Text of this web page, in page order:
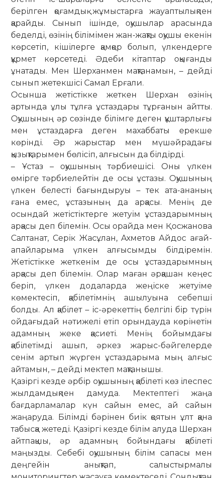
берілген қоғамдық жұмыстарға жауап­тылықпен
қарайды. Сынып ішінде, оқушылар ара­сында
беделді, өзінің білімімен жан-жақты оқушы екенін
көрсетіп, кішілерге қамқор болып, үлкендерге
құрмет көрсетеді. Әдеби кітаптар оқығанды
ұнатады. Мен Шер­ханмен мақтанамын, – дейді
сынып жетекшісі Самал Ерғали.
Осынша жетістікке жеткен Шерхан өзінің
артында ұлы тұлға ұстаздары тұрғанын айтты.
Оқушының әр сөзінде білімге деген құштарлығы
мен ұстаздарға деген махаббаты ерекше
көрінді. Әр жарыстар мен мүшәй­радағы
қызықтарымен бөлісіп, алғысын да білдірді.
– Ұстаз – оқушының тәрбиешісі. Оны үлкен
өмірге тәрбиелейтін де осы ұстазы. Оқушының
үлкен белесті бағындыруы – тек ата-ананың
ғана емес, ұстазының да арқасы. Менің де
осындай жетістіктерге жетуім ұстаздарымның
арқасы деп білемін. Осы орайда мен Қосжанова
Салтанат, Серік Жасұлан, Ахметов Айдос ағай-
апайларыма үлкен алғысымды білдіремін.
Жетістікке жеткенім де осы ұстаздарымның
арқасы деп білемін. Олар маған әрқашан кеңес
беріп, үлкен додаларда жеңіске жетуіме
көмектесіп, қабілетімнің ашылуына себепші
болды. Ал қабілет – іс-әрекеттің белгілі бір түрін
ойдағыдай нәтижелі етіп орындауда көрінетін
адамның жеке қасиеті. Менің бойымдағы
қабілетімді ашып, әркез жарыс-бәйгелерде
сенім артып жүрген ұстаздарыма мың алғыс
айтамын, – дейді мектеп мақтанышы.
Қазіргі кезде әрбір оқушының қабілеті көз ілеспес
жылдамдықпен дамуда. Мектептегі жаңа
бағдарламалар күн сайын емес, ай сайын
жаңаруда. Білімді бәрінен биік қоятын ұлт қана
табысқа жетеді. Қазіргі кезде білім алуда Шерхан
айтпақшы, әр адамның бойындағы қабілеті
маңызды. Себебі оқушының білім сапасы мен
деңгейін анықтап, салыстырмалы